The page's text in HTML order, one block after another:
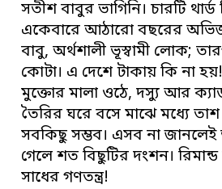
সতীশ বাবুর ভাগিনি। চারটি
একেবারে আঠারো বছরের
বাবু, অর্থশালী ভূস্বামী লোক;
কোটা। এ দেশে টাকায় কি না
মুক্তোর মালা ওঠে, দস্যু আর
তৈরির ঘরে বসে মাঝে মধ্যে
সবকিছু সম্ভব। এসব না
গেলে শত বিছুটির দংশন।
সাধের গণতন্ত্র!